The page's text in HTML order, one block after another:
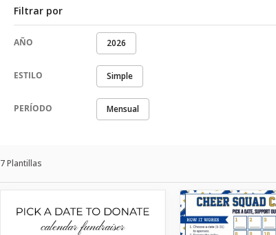
Filtrar por
AÑO 2026
ESTILO Simple
PERÍODO Mensual
7 Plantillas